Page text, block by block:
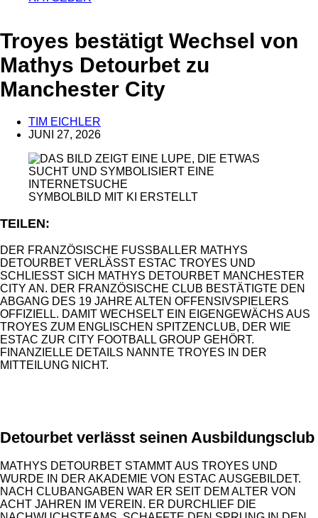
Troyes bestätigt Wechsel von
Mathys Detourbet zu
Manchester City
TIM EICHLER
JUNI 27, 2026
SYMBOLBILD MIT KI ERSTELLT
TEILEN:
DER FRANZÖSISCHE FUSSBALLER MATHYS D
ETOURBET VERLÄSST ESTAC TROYES UND S
CHLIESST SICH MATHYS DETOURBET MANCHESTER CI
TY AN. DER FRANZÖSISCHE CLUB BESTÄTIGTE DEN AB
GANG DES 19 JAHRE ALTEN OFFENSIVSPIELERS OF
FIZIELL. DAMIT WECHSELT EIN EIGENGEWÄCHS AUS TR
OYES ZUM ENGLISCHEN SPITZENCLUB, DER WIE ES
TAC ZUR CITY FOOTBALL GROUP GEHÖRT. FI
NANZIELLE DETAILS NANNTE TROYES IN DER MI
TTEILUNG NICHT.
Detourbet verlässt seinen Ausbildungsclub
MATHYS DETOURBET STAMMT AUS TROYES UND
WURDE IN DER AKADEMIE VON ESTAC AUSGEBILDET.
NACH CLUBANGABEN WAR ER SEIT DEM ALTER VON
ACHT JAHREN IM VEREIN. ER DURCHLIEF DIE